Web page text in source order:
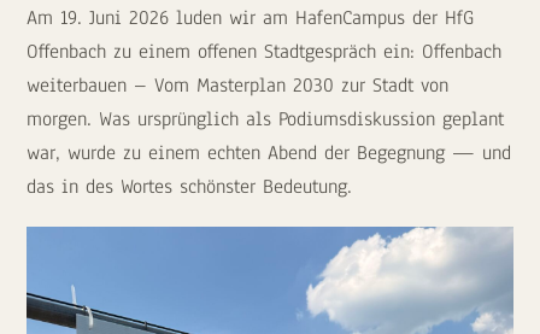
Am 19. Juni 2026 luden wir am HafenCampus der HfG
Offenbach zu einem offenen Stadtgespräch ein: Offenbach
weiterbauen – Vom Masterplan 2030 zur Stadt von
morgen. Was ursprünglich als Podiumsdiskussion geplant
war, wurde zu einem echten Abend der Begegnung — und
das in des Wortes schönster Bedeutung.